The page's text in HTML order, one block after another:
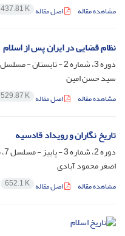
مشاهده مقاله اصل مقاله 437.81 K
نظام قضایى در ایران پس از اسلام
دوره 3، شماره 2 - تابستان - مسلسل 10، تیر 1381، صفحه
سید حسن امین
مشاهده مقاله اصل مقاله 529.87 K
تاریخ نگاران و رویداد قادسیه
دوره 2، شماره 3 - پاییز - مسلسل 7، مهر 1380، صفحه
اصغر محمود آبادی
مشاهده مقاله اصل مقاله 652.1 K